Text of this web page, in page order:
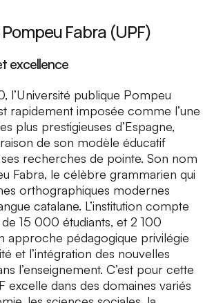
Fabra (UPF)
excellence
l’Université publique Pompeu
rapidement imposée comme l’une
plus prestigieuses d’Espagne,
de son modèle éducatif
recherches de pointe. Son nom
Fabra, le célèbre grammarien qui
orthographiques modernes
catalane. L’institution compte
de 15 000 étudiants, et 2 100
approche pédagogique privilégie
et l’intégration des nouvelles
l’enseignement. C’est pour cette
excelle dans des domaines variés